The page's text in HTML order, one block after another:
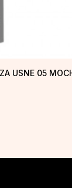
USNE 05